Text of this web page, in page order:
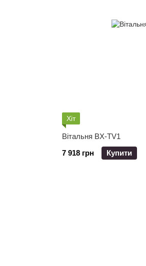
Хіт
Вітальня BX-TV1
7 918 грн
Купити